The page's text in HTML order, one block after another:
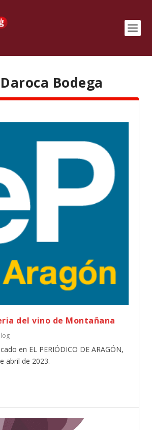
Daroca Bodega
del vino de Montañana
en EL PERIÓDICO DE ARAGÓN,
abril de 2023.